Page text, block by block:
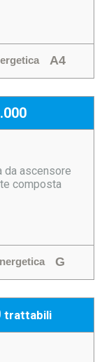
A4
da ascensore
composta
G
trattabili